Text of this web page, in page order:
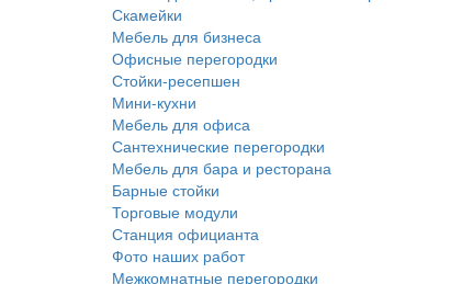
Скамейки
Мебель для бизнеса
Офисные перегородки
Стойки-ресепшен
Мини-кухни
Мебель для офиса
Сантехнические перегородки
Мебель для бара и ресторана
Барные стойки
Торговые модули
Станция официанта
Фото наших работ
Межкомнатные перегородки